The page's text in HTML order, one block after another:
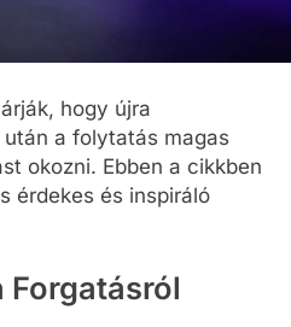
hogy újra
a folytatás magas
okozni. Ebben a cikkben
érdekes és inspiráló
Forgatásról